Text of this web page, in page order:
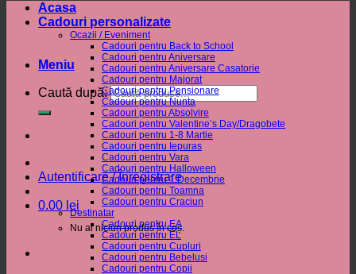
Meniu
Caută după:
Autentificare / Înregistrare
0.00 lei
Nu ai niciun produs în coș.
Acasa
Cadouri personalizate
Ocazii / Eveniment
Cadouri pentru Back to School
Cadouri pentru Aniversare
Cadouri pentru Aniversare Casatorie
Cadouri pentru Majorat
Cadouri pentru Pensionare
Cadouri pentru Nunta
Cadouri pentru Absolvire
Cadouri pentru Valentine’s Day/Dragobete
Cadouri pentru 1-8 Martie
Cadouri pentru Iepuras
Cadouri pentru Vara
Cadouri pentru Halloween
Cadouri pentru 1 Decembrie
Cadouri pentru Toamna
Cadouri pentru Craciun
Destinatar
Cadouri pentru EA
Cadouri pentru EL
Cadouri pentru Cupluri
Cadouri pentru Bebelusi
Cadouri pentru Copii